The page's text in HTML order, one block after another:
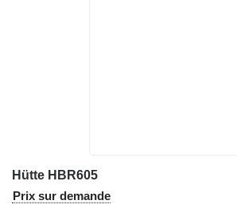
Hütte HBR605
Prix sur demande